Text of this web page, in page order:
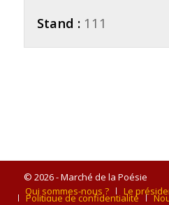
Stand : 111
© 2026 - Marché de la Poésie
Qui sommes-nous ?
Le
Politique de confidentialité